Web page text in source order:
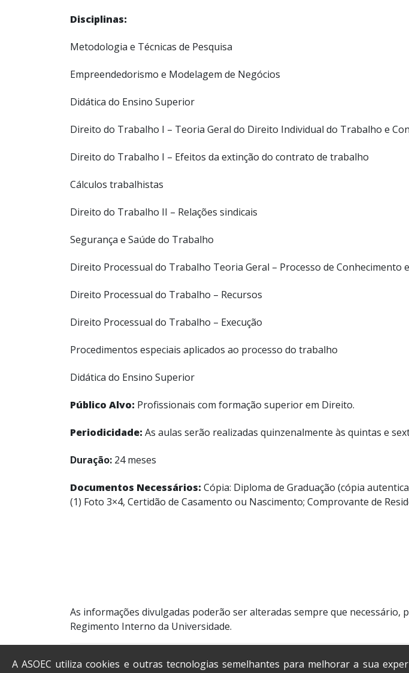
Disciplinas:
Metodologia e Técnicas de Pesquisa
Empreendedorismo e Modelagem de Negócios
Didática do Ensino Superior
Direito do Trabalho I – Teoria Geral do Direito Individual do Trabalho e
Direito do Trabalho I – Efeitos da extinção do contrato de trabalho
Cálculos trabalhistas
Direito do Trabalho II – Relações sindicais
Segurança e Saúde do Trabalho
Direito Processual do Trabalho Teoria Geral – Processo de Conhecimento
Direito Processual do Trabalho – Recursos
Direito Processual do Trabalho – Execução
Procedimentos especiais aplicados ao processo do trabalho
Didática do Ensino Superior
Público Alvo: Profissionais com formação superior em Direito.
Periodicidade: As aulas serão realizadas quinzenalmente às quintas e
Duração: 24 meses
Documentos Necessários: Cópia: Diploma de Graduação (cópia
(1) Foto 3×4, Certidão de Casamento ou Nascimento; Comprovante de
As informações divulgadas poderão ser alteradas sempre que
Regimento Interno da Universidade.
A ASOEC utiliza cookies e outras tecnologias semelhantes para melhorar a sua